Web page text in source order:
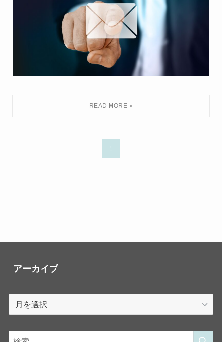
1
アーカイブ
イ